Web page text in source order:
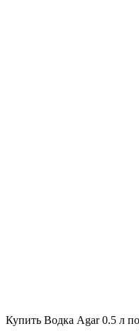
Купить Водка Agar 0.5 л